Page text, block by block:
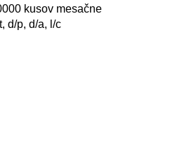
kusov mesačne
d/p, d/a, l/c